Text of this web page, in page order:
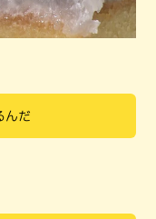
んだ